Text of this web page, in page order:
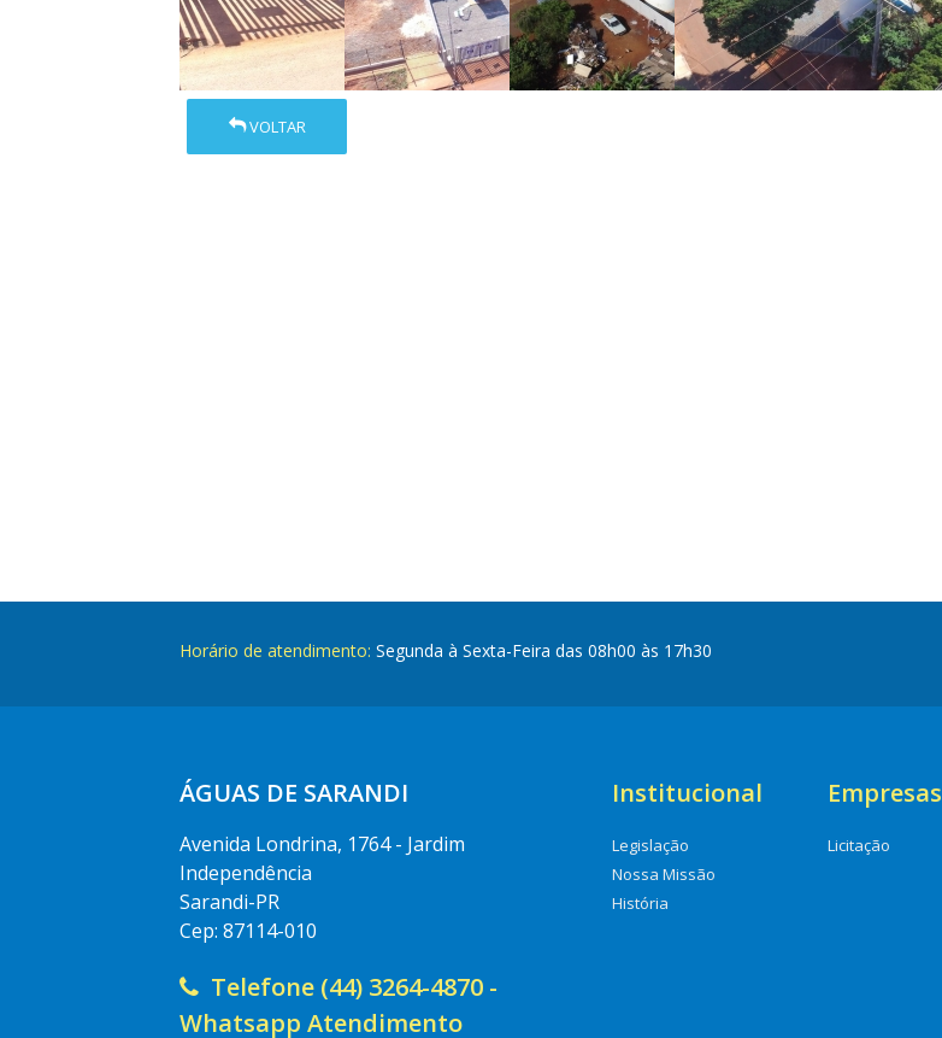
VOLTAR
Horário de atendimento: Segunda à Sexta-Feira das 08h00 às 17h30
ÁGUAS DE SARANDI
Avenida Londrina, 1764 - Jardim
Independência
Sarandi-PR
Cep: 87114-010
Telefone (44) 3264-4870 -
Whatsapp Atendimento
Institucional
Legislação
Nossa Missão
História
Empresas
Licitação